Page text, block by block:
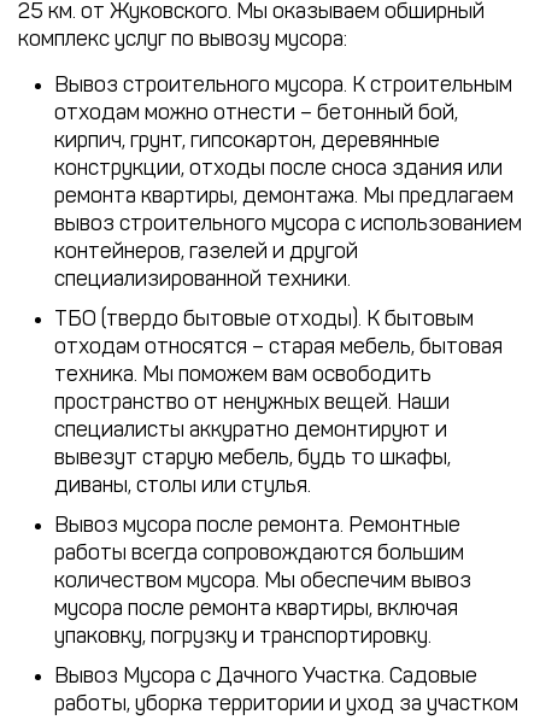
25 км. от Жуковского. Мы оказываем обширный
комплекс услуг по вывозу мусора:
Вывоз строительного мусора. К строительным
отходам можно отнести – бетонный бой,
кирпич, грунт, гипсокартон, деревянные
конструкции, отходы после сноса здания или
ремонта квартиры, демонтажа. Мы предлагаем
вывоз строительного мусора с использованием
контейнеров, газелей и другой
специализированной техники.
ТБО (твердо бытовые отходы). К бытовым
отходам относятся – старая мебель, бытовая
техника. Мы поможем вам освободить
пространство от ненужных вещей. Наши
специалисты аккуратно демонтируют и
вывезут старую мебель, будь то шкафы,
диваны, столы или стулья.
Вывоз мусора после ремонта. Ремонтные
работы всегда сопровождаются большим
количеством мусора. Мы обеспечим вывоз
мусора после ремонта квартиры, включая
упаковку, погрузку и транспортировку.
Вывоз Мусора с Дачного Участка. Садовые
работы, уборка территории и уход за участком